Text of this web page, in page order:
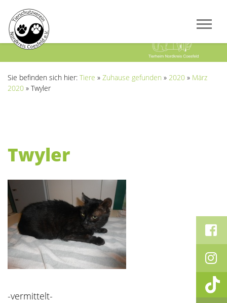
Sie befinden sich hier: Tiere » Zuhause gefunden » 2020 » März
2020 » Twyler
Twyler
-vermittelt-